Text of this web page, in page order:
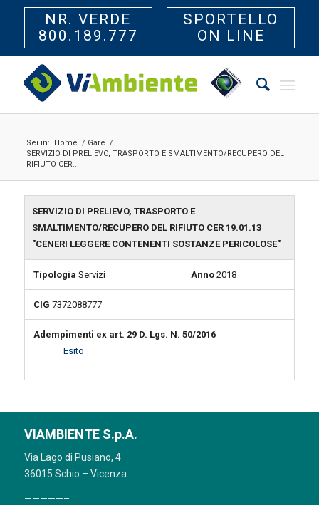
NR. VERDE
800.189.777
SPORTELLO
ON LINE
Sei in: Home / Gare /
SERVIZIO DI PRELIEVO, TRASPORTO E SMALTIMENTO/RECUPERO DEL
RIFIUTO CER...
SERVIZIO DI PRELIEVO, TRASPORTO E
SMALTIMENTO/RECUPERO DEL RIFIUTO CER 19.01.13
"CENERI LEGGERE CONTENENTI SOSTANZE PERICOLOSE"
Tipologia Servizi Anno2018
CIG 7372088777
Adempimenti ex art. 29 D. Lgs. N. 50/2016
Esito
VIAMBIENTE S.p.A.
Via Lago di Pusiano, 4
36015 Schio – Vicenza
—————–